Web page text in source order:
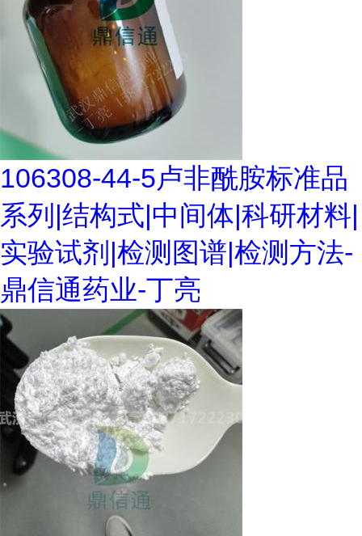
106308-44-5卢非酰胺标准品
系列|结构式|中间体|科研材料|
实验试剂|检测图谱|检测方法-
鼎信通药业-丁亮